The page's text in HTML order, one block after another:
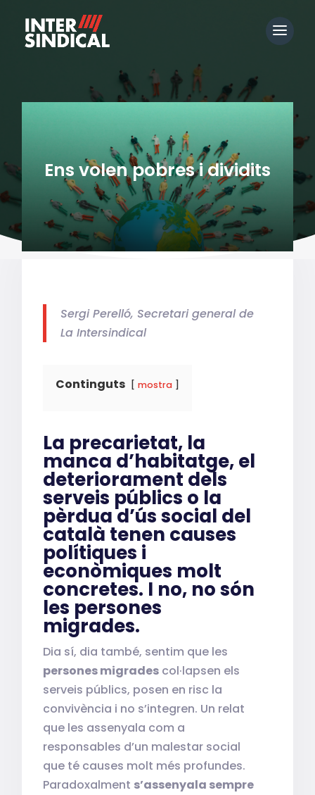
Ens volen pobres i dividits
Sergi Perelló, Secretari general de
La Intersindical
Continguts mostra
La precarietat, la
manca d’habitatge, el
deteriorament dels
serveis públics o la
pèrdua d’ús social del
català tenen causes
polítiques i
econòmiques molt
concretes. I no, no són
les persones
migrades.
Dia sí, dia també, sentim que les
persones migrades col·lapsen els
serveis públics, posen en risc la
convivència i no s’integren. Un relat
que les assenyala com a
responsables d’un malestar social
que té causes molt més profundes.
Paradoxalment s’assenyala sempre